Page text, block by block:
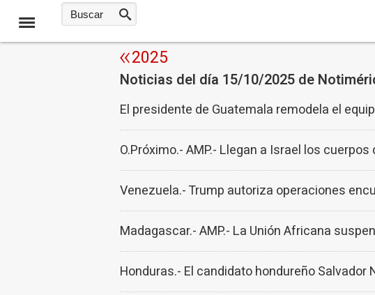
2025
Noticias del día 15/10/2025 de
El presidente de Guatemala remodela el
O.Próximo.- AMP.- Llegan a Israel los
Venezuela.- Trump autoriza operaciones
Madagascar.- AMP.- La Unión Africana
Honduras.- El candidato hondureño